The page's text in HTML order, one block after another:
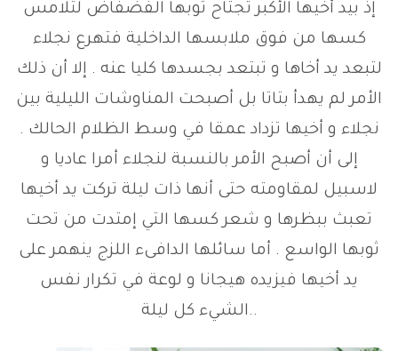
إذ بيد أخيها الأكبر تجتاح ثوبها الفضفاض لتلامس
كسها من فوق ملابسها الداخلية فتهرع نجلاء
لتبعد يد أخاها و تبتعد بجسدها كليا عنه . إلا أن ذلك
الأمر لم يهدأ بتاتا بل أصبحت المناوشات الليلية بين
نجلاء و أخيها تزداد عمقا في وسط الظلام الحالك .
إلى أن أصبح الأمر بالنسبة لنجلاء أمرا عاديا و
لاسبيل لمقاومته حتى أنها ذات ليلة تركت يد أخيها
تعبث ببظرها و شعر كسها التي إمتدت من تحت
ثوبها الواسع . أما سائلها الدافىء اللزج ينهمر على
يد أخيها فيزيده هيجانا و لوعة في تكرار نفس
الشيء كل ليلة..